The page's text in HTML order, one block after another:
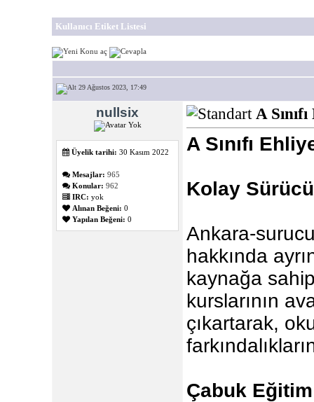
Kullanıcı Etiket Listesi
29 Ağustos 2023, 17:49
nullsix
Üyelik tarihi: 30 Kasım 2022
Mesajlar: 965
Konular: 962
IRC: yok
Alınan Beğeni: 0
Yapılan Beğeni: 0
A
A Sınıfı
Kolay
Ankara-
hakkında
kaynağa
kurslarının
çıkartarak,
Çabuk Eğitim